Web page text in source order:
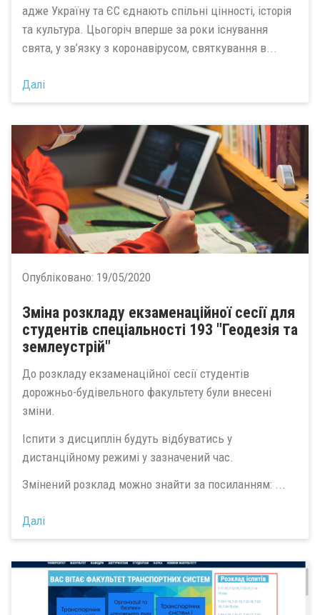
адже Україну та ЄС єднають спільні цінності, історія
та культура. Цьогоріч вперше за роки існування
свята, у зв’язку з коронавірусом, святкування в...
Далі
Опубліковано: 19/05/2020
Зміна розкладу екзаменаційної сесії для
студентів спеціальності 193 "Геодезія та
землеустрій"
До розкладу екзаменаційної сесії студентів
дорожньо-будівельного факультету були внесені
зміни.
Іспити з дисциплін будуть відбуватись у
дистанційному режимі у зазначений час.
Змінений розклад можно знайти за посиланням: ...
Далі